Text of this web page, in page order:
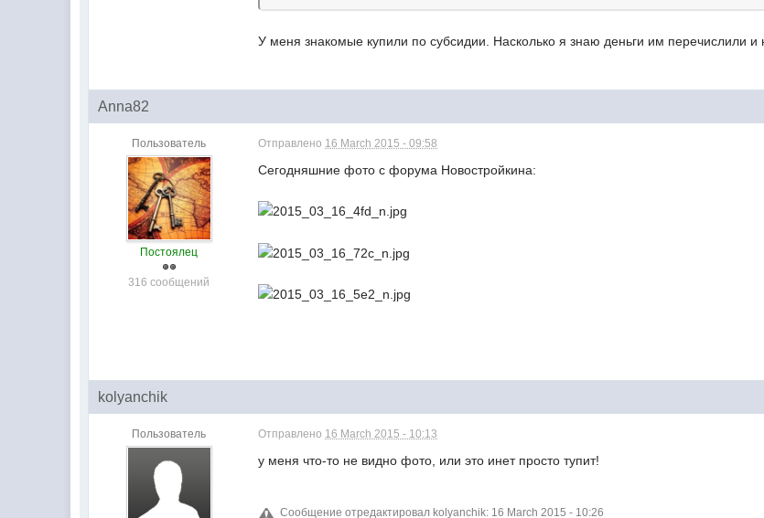
У меня знакомые купили по субсидии. Насколько я знаю деньги им перечислили и
Anna82
Пользователь
Постоялец
316 сообщений
Отправлено 16 March 2015 - 09:58
Сегодняшние фото с форума Новостройкина:
kolyanchik
Пользователь Отправлено 16 March 2015 - 10:13
у меня что-то не видно фото, или это инет просто тупит!
Сообщение отредактировал kolyanchik: 16 March 2015 - 10:26